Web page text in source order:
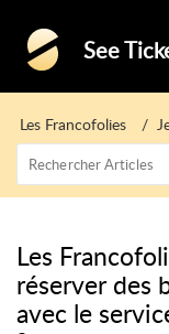
Les Francofolies
Les
réserver des
avec le